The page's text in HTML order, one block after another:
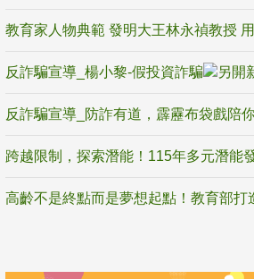
反詐騙宣導_楊小黎-假投資詐騙